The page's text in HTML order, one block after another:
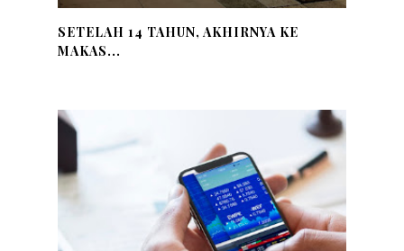
SETELAH 14 TAHUN, AKHIRNYA KE
MAKAS...